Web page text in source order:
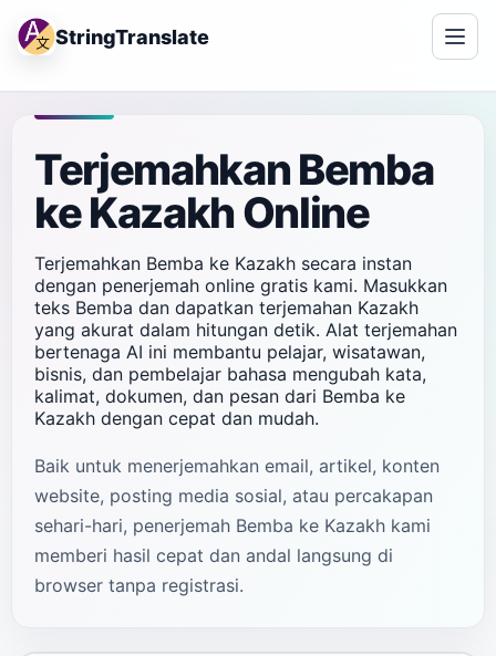
StringTranslate
Terjemahkan Bemba
ke Kazakh Online
Terjemahkan Bemba ke Kazakh secara instan
dengan penerjemah online gratis kami. Masukkan
teks Bemba dan dapatkan terjemahan Kazakh
yang akurat dalam hitungan detik. Alat terjemahan
bertenaga AI ini membantu pelajar, wisatawan,
bisnis, dan pembelajar bahasa mengubah kata,
kalimat, dokumen, dan pesan dari Bemba ke
Kazakh dengan cepat dan mudah.
Baik untuk menerjemahkan email, artikel, konten
website, posting media sosial, atau percakapan
sehari-hari, penerjemah Bemba ke Kazakh kami
memberi hasil cepat dan andal langsung di
browser tanpa registrasi.